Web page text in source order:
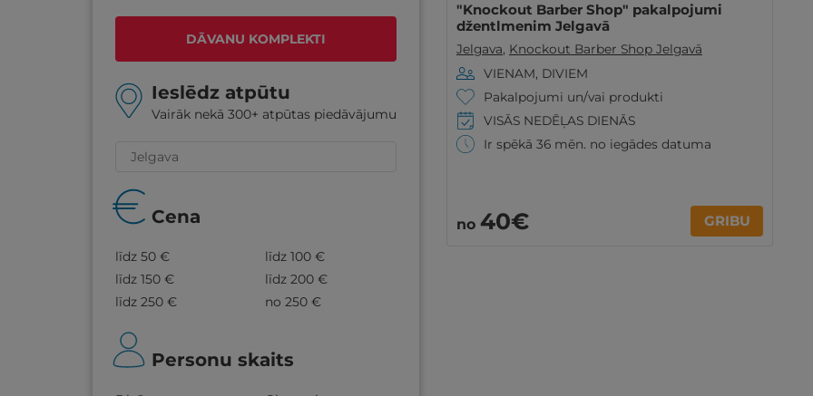
DĀVANU KOMPLEKTI
Ieslēdz atpūtu
Vairāk nekā 300+ atpūtas piedāvājumu
Cena
līdz 50 €
līdz 100 €
līdz 150 €
līdz 200 €
līdz 250 €
no 250 €
Personu skaits
"Knockout Barber Shop" pakalpojumi
džentlmenim Jelgavā
Jelgava, Knockout Barber Shop Jelgavā
VIENAM, DIVIEM
Pakalpojumi un/vai produkti
VISĀS NEDĒĻAS DIENĀS
Ir spēkā 36 mēn. no iegādes datuma
no 40€ GRIBU